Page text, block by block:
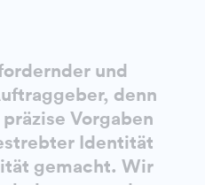
und
denn
Vorgaben
Identität
gemacht. Wir